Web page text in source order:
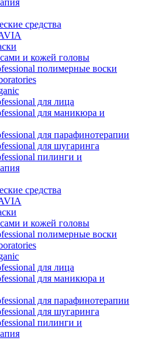
средства
и кожей головы
полимерные воски
для лица
для маникюра и
для парафинотерапии
для шугаринга
пилинги и
средства
и кожей головы
полимерные воски
для лица
для маникюра и
для парафинотерапии
для шугаринга
пилинги и